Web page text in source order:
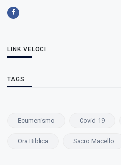
LINK VELOCI
TAGS
Ecumenismo Covid-19
Ora Biblica Sacro Macello